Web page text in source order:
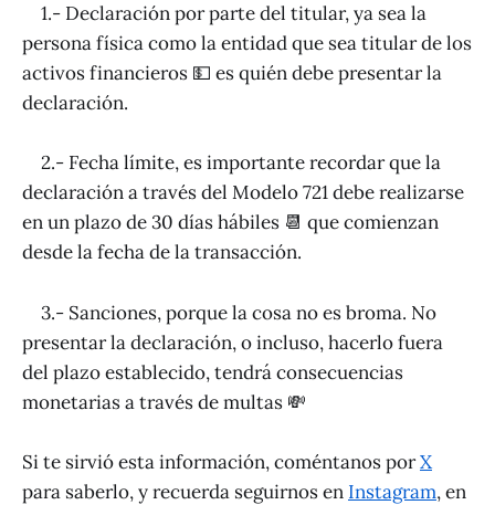
1.- Declaración por parte del titular, ya sea la
persona física como la entidad que sea titular de los
activos financieros 💵 es quién debe presentar la
declaración.
2.- Fecha límite, es importante recordar que la
declaración a través del Modelo 721 debe realizarse
en un plazo de 30 días hábiles 📆 que comienzan
desde la fecha de la transacción.
3.- Sanciones, porque la cosa no es broma. No
presentar la declaración, o incluso, hacerlo fuera
del plazo establecido, tendrá consecuencias
monetarias a través de multas 💸
Si te sirvió esta información, coméntanos porX
para saberlo, y recuerda seguirnos en Instagram, en